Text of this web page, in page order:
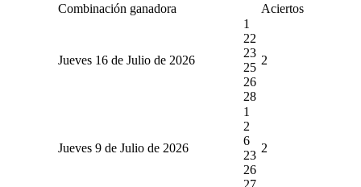
Combinación ganadora Aciertos
Jueves 16 de Julio de 2026
1
22
23
25
26
28
2
Jueves 9 de Julio de 2026
1
2
6
23
26
27
2